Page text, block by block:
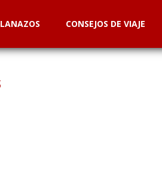
CONSEJOS DE VIAJE